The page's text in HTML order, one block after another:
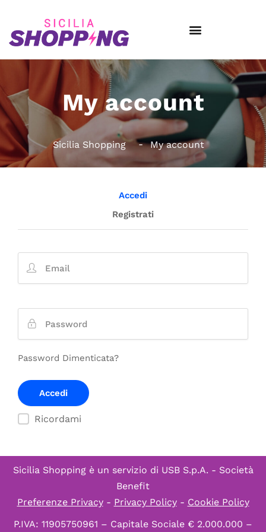
My account
Sicilia Shopping My account
Accedi
Registrati
Password Dimenticata?
Ricordami
Sicilia Shopping è un servizio di USB S.p.A. - Società
Benefit
Preferenze Privacy- Privacy Policy- Cookie Policy
P.IVA: 11905750961 – Capitale Sociale € 2.000.000 –